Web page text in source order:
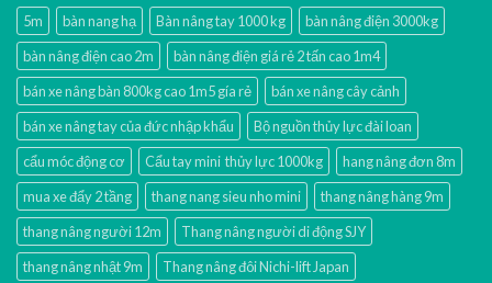
5m bàn nang hạ Bàn nâng tay 1000 kg
bàn nâng điện 3000kg
bàn nâng điện cao 2m
bàn nâng điện giá rẻ 2 tấn cao 1m4
bán xe nâng bàn 800kg cao 1m5 gía rẻ
bán xe nâng cây cảnh
bán xe nâng tay của đức nhập khẩu
Bộ nguồn thủy lực đài loan
cẩu móc động cơ
Cẩu tay mini thủy lực 1000kg
hang nâng đơn 8m
mua xe đẩy 2 tầng
thang nang sieu nho mini
thang nâng hàng 9m
thang nâng người 12m
Thang nâng người di động SJY
thang nâng nhật 9m
Thang nâng đôi Nichi-lift Japan